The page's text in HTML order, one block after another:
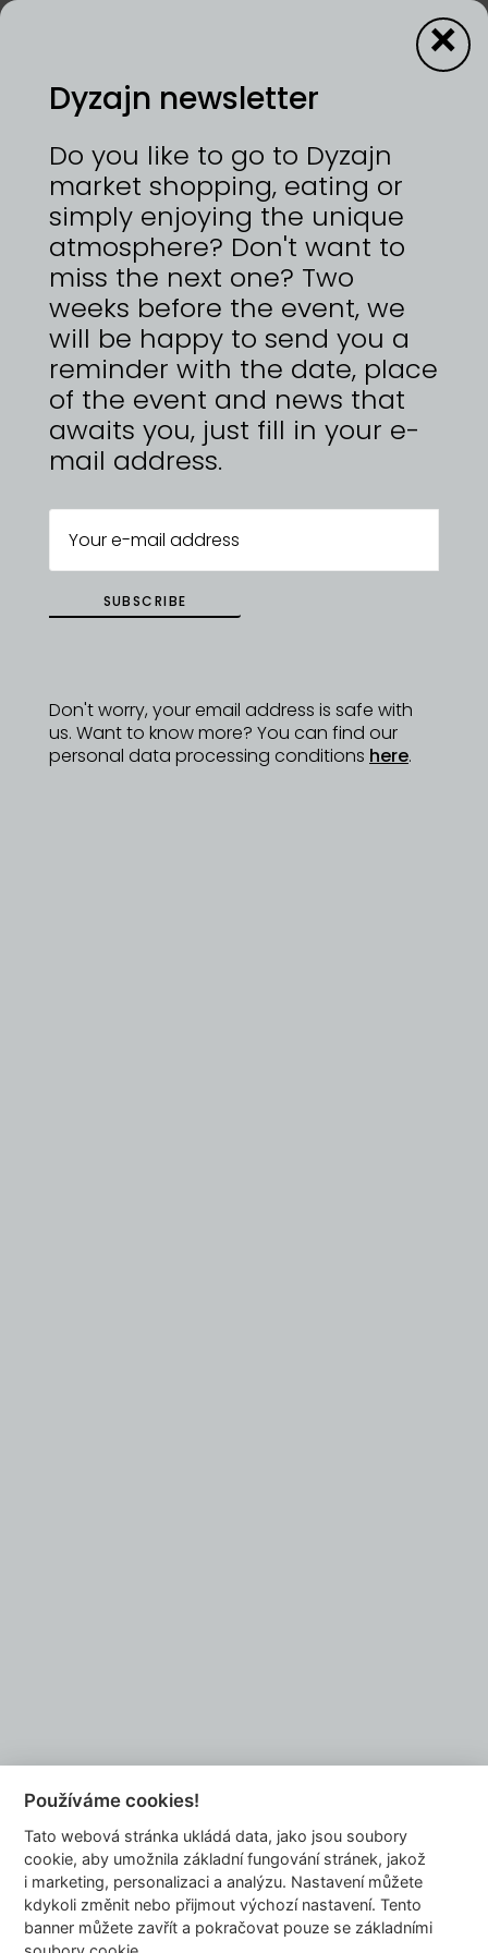
13—14/6/2026 | VÝSTAVIŠTĚ PRAHA, HOLEŠOVICE
Myšlenku přestěhovat se do zahraničí jsme v
hlavě nosili ještě před první návštěvou Sicílie. Po
krátkém rozhodování jsme sbalili pár věcí a na
skútru se vydali na 8denní cestu na jih. Pár měsíců
jsme objevovali ostrov, až jsme se nakonec usadili
na jihu ve městě Sciacca, místě s nekonečnými
plážemi, nedalekými horami a všudypřítomným
zemědělstvím. Začali jsme se učit od místních
tradičnímu způsobu péče o olivové háje a
výrobě extra panenského olivového oleje a u
toho jsme i zůstali. Teď se o vše chceme podělit i
s vámi, a proto vznikla Olejárna. Malý rodinný
projekt, který k vám chce dostat naše zkušenosti,
zážitky z procesu výroby a péče o tuto tradiční
dlouho trvající kořenitou chutí a aromatem.
https://www.olejarna.cz
ZPĚT NA
DYZAJNÉRY
info@dyzajnmarket.com
Mujmarket s.r.o.
Buzulucká 569/10
160 00 Praha 6
Dyzajn newsletter
Do you like to go to Dyzajn
market shopping, eating or
simply enjoying the unique
atmosphere? Don't want to
miss the next one? Two
weeks before the event, we
will be happy to send you a
reminder with the date, place
of the event and news that
awaits you, just fill in your e-
mail address.
SUBSCRIBE
Don't worry, your email address is safe with
us. Want to know more? You can find our
personal data processing conditions here.
×
Používáme cookies!
Tato webová stránka ukládá data, jako jsou soubory
cookie, aby umožnila základní fungování stránek, jakož
i marketing, personalizaci a analýzu. Nastavení můžete
kdykoli změnit nebo přijmout výchozí nastavení. Tento
banner můžete zavřít a pokračovat pouze se základními